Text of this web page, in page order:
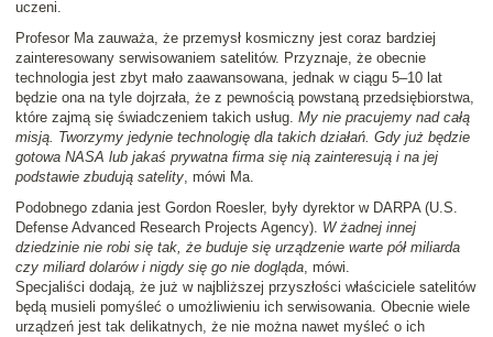
uczeni.
Profesor Ma zauważa, że przemysł kosmiczny jest coraz bardziej
zainteresowany serwisowaniem satelitów. Przyznaje, że obecnie
technologia jest zbyt mało zaawansowana, jednak w ciągu 5–10 lat
będzie ona na tyle dojrzała, że z pewnością powstaną przedsiębiorstwa,
które zajmą się świadczeniem takich usług. My nie pracujemy nad całą
misją. Tworzymy jedynie technologię dla takich działań. Gdy już będzie
gotowa NASA lub jakaś prywatna firma się nią zainteresują i na jej
podstawie zbudują satelity, mówi Ma.
Podobnego zdania jest Gordon Roesler, były dyrektor w DARPA (U.S.
Defense Advanced Research Projects Agency). W żadnej innej
dziedzinie nie robi się tak, że buduje się urządzenie warte pół miliarda
czy miliard dolarów i nigdy się go nie dogląda, mówi.
Specjaliści dodają, że już w najbliższej przyszłości właściciele satelitów
będą musieli pomyśleć o umożliwieniu ich serwisowania. Obecnie wiele
urządzeń jest tak delikatnych, że nie można nawet myśleć o ich